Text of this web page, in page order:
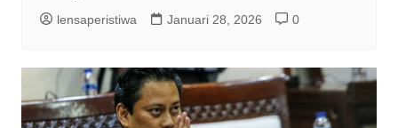
lensaperistiwa Januari 28, 2026 0